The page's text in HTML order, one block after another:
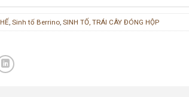
,Sinh tố Berrino,SINH TỐ, TRÁI CÂY ĐÓNG HỘP